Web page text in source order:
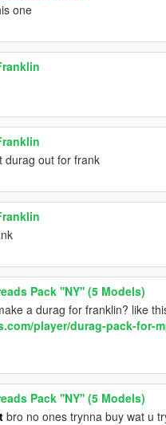
one
durag out for frank
Pack ''NY'' (5 Models)
a durag for franklin? like
player/durag-pack-for-
Pack ''NY'' (5 Models)
bro no ones trynna buy wat u